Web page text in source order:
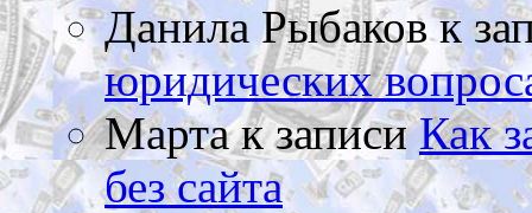
Данила Рыбаковк
юридических
Мартак записиКак
без сайта